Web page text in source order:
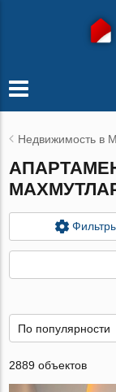
Недвижимость в
По популярности
2889 объектов